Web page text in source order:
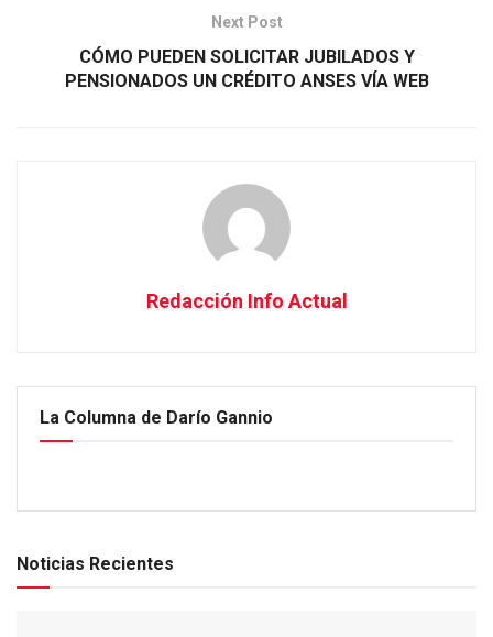
Next Post
CÓMO PUEDEN SOLICITAR JUBILADOS Y
PENSIONADOS UN CRÉDITO ANSES VÍA WEB
Redacción Info Actual
La Columna de Darío Gannio
Noticias Recientes